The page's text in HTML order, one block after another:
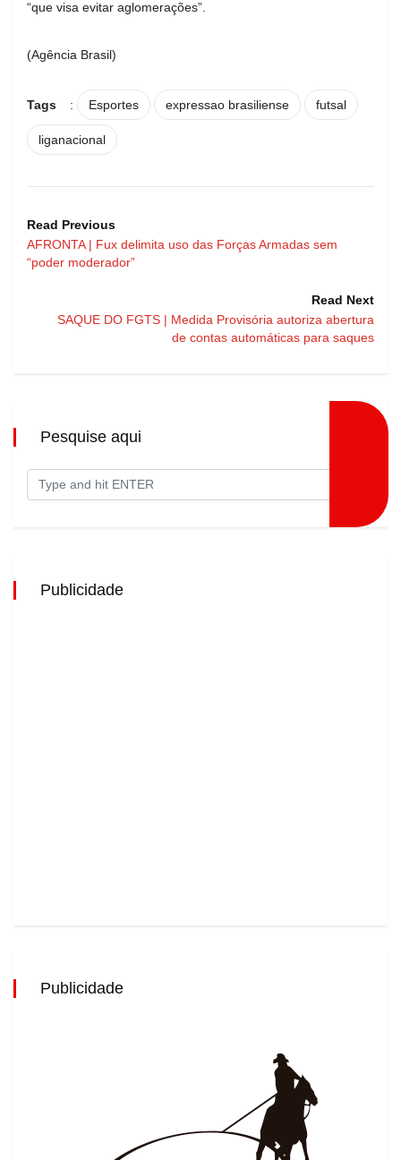
“que visa evitar aglomerações”.
(Agência Brasil)
Tags : Esportes expressao brasiliense futsal
liganacional
Read Previous
AFRONTA | Fux delimita uso das Forças Armadas sem
“poder moderador”
Read Next
SAQUE DO FGTS | Medida Provisória autoriza abertura
de contas automáticas para saques
Pesquise aqui
Publicidade
Publicidade